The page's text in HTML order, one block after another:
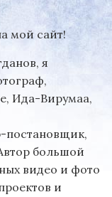
мой сайт!
я
Ида-Вирумаа,
постановщик,
большой
видео и фото
и